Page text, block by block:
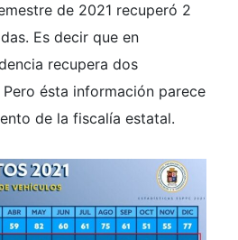
de 2021 recuperó 2
Es decir que en
recupera dos
ésta información parece
de la fiscalía estatal.